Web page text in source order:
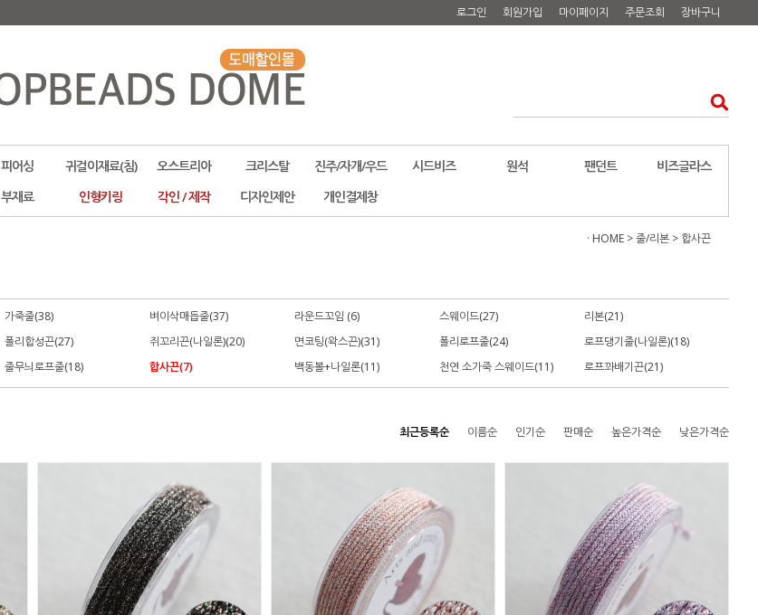
로그인 회원가입 마이페이지 주문조회 장바구니
피어싱 귀걸이재료(침) 오스트리아 크리스탈 진주/자개/우드 시드비즈 원석 팬던트
비즈글라스
부재료 인형키링 각인 / 제작 디자인제안 개인결제창
· HOME >줄/리본 > 합사끈
가죽줄(38) 벼이삭매듭줄(37) 라운드꼬임 (6) 스웨이드(27)
리본(21)
폴리합성끈(27) 쥐꼬리끈(나일론)(20) 면코팅(왁스끈)(31) 폴리로프줄(24)
로프댕기줄(나일론)(18)
줄무늬로프줄(18) 합사끈(7) 백동볼+나일론(11) 천연 소가죽 스웨이드(11) 로프꽈배기끈(21)
최근등록순 이름순 인기순 판매순 높은가격순 낮은가격순